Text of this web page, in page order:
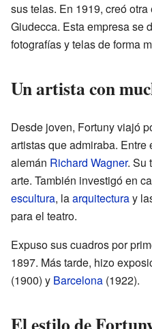
sus telas. En 1919, creó
Giudecca. Esta empresa se
fotografías y telas de forma
Un artista con
Desde joven, Fortuny viajó
artistas que admiraba.
alemán Richard Wagner. Su
arte. También investigó en
escultura, laarquitecturay
para el teatro.
Expuso sus cuadros por
1897. Más tarde, hizo
(1900) y Barcelona (1922).